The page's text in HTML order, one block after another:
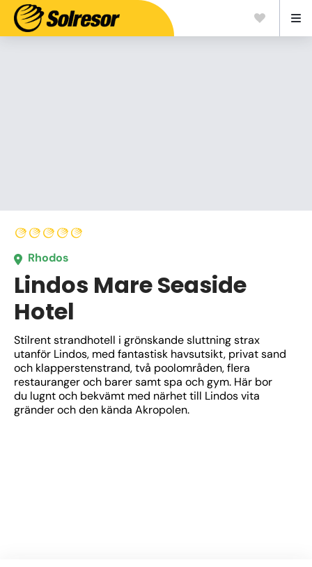
Rhodos
Lindos Mare Seaside
Hotel
Stilrent strandhotell i grönskande sluttning strax
utanför Lindos, med fantastisk havsutsikt, privat sand
och klapperstenstrand, två poolområden, flera
restauranger och barer samt spa och gym. Här bor
du lugnt och bekvämt med närhet till Lindos vita
gränder och den kända Akropolen.